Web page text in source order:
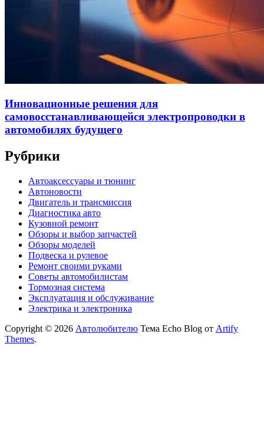
Инновационные решения для
самовосстанавливающейся электропроводки в
автомобилях будущего
Рубрики
Автоаксессуары и тюнинг
Автоновости
Двигатель и трансмиссия
Диагностика авто
Кузовной ремонт
Обзоры и выбор запчастей
Обзоры моделей
Подвеска и рулевое
Ремонт своими руками
Советы автомобилистам
Тормозная система
Эксплуатация и обслуживание
Электрика и электроника
Copyright © 2026 Автолюбителю Тема Echo Blog от Artify
Themes.